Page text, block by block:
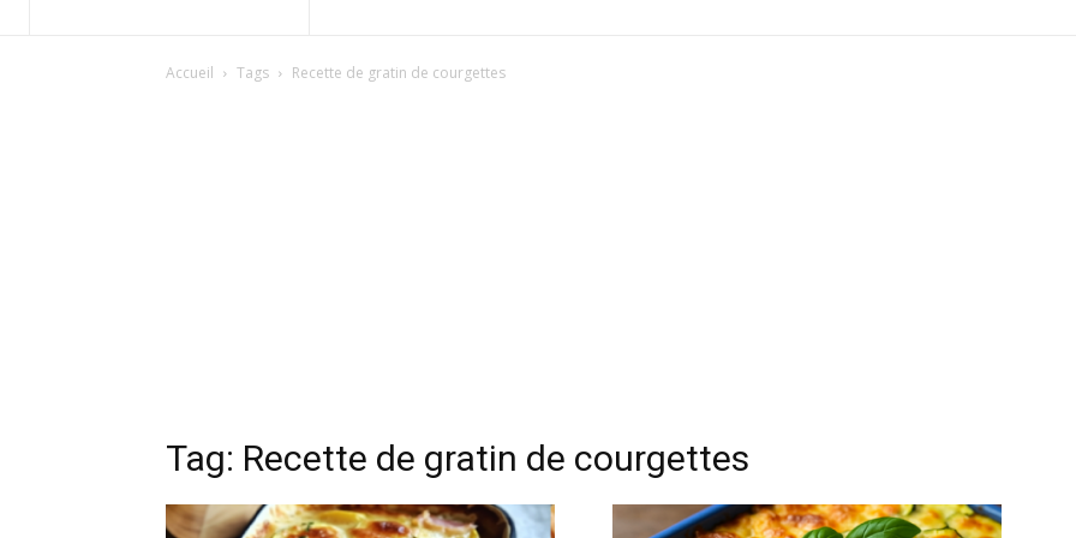
Accueil Tags Recette de gratin de courgettes
Tag: Recette de gratin de courgettes